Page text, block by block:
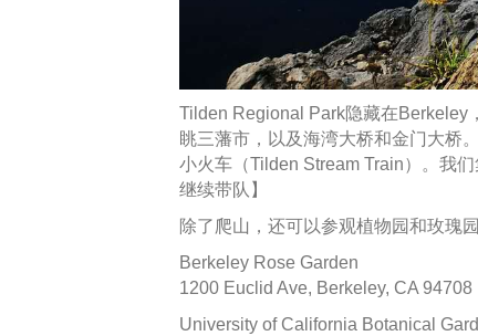
Tilden Regional Park隐藏在Berkeley
眺三藩市，以及海湾大桥和金门大桥
小火车（Tilden Stream Train）。我
继续带队】
除了爬山，还可以参观植物园和玫瑰园
Berkeley Rose Garden
1200 Euclid Ave, Berkeley, CA 94708
University of California Botanical